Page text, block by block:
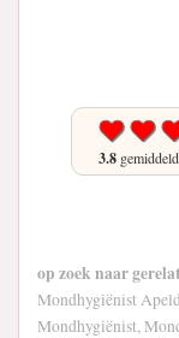
3.8
op zoek naar
Mondhygiënist
Mondhygiënist,